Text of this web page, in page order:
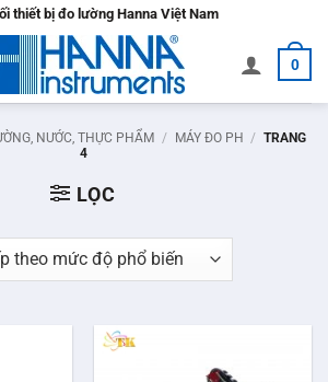
thiết bị đo lường Hanna Việt Nam
0
NƯỚC, THỰC PHẨM / MÁY ĐO PH / TRANG
4
LỌC